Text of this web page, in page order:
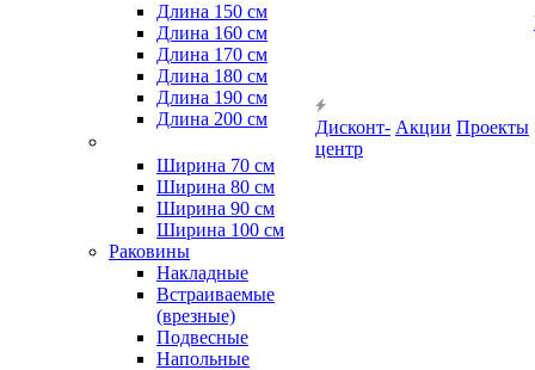
Длина 150 см
Длина 160 см
Длина 170 см
Длина 180 см
Длина 190 см
Длина 200 см
Ширина 70 см
Ширина 80 см
Ширина 90 см
Ширина 100 см
Раковины
Накладные
Встраиваемые
(врезные)
Подвесные
Напольные
Дисконт-
центр
Акции Проекты